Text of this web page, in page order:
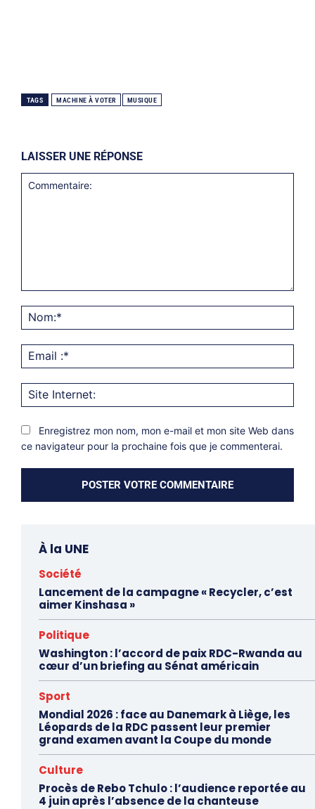
TAGS MACHINE À VOTER MUSIQUE
LAISSER UNE RÉPONSE
:*
Enregistrez mon nom, mon e-mail et mon site Web dans
ce navigateur pour la prochaine fois que je commenterai.
À la UNE
Société
Lancement de la campagne « Recycler, c’est
aimer Kinshasa »
Politique
Washington : l’accord de paix RDC-Rwanda au
cœur d’un briefing au Sénat américain
Sport
Mondial 2026 : face au Danemark à Liège, les
Léopards de la RDC passent leur premier
grand examen avant la Coupe du monde
Culture
Procès de Rebo Tchulo : l’audience reportée au
4 juin après l’absence de la chanteuse